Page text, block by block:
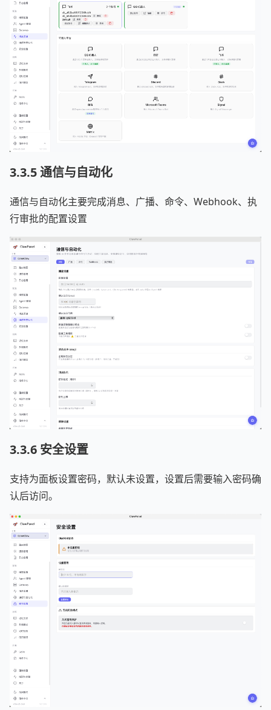
3.3.5 通信与自动化
通信与自动化主要完成消息、广播、命令、Webhook、执
行审批的配置设置
3.3.6 安全设置
支持为面板设置密码，默认未设置，设置后需要输入密码确
认后访问。